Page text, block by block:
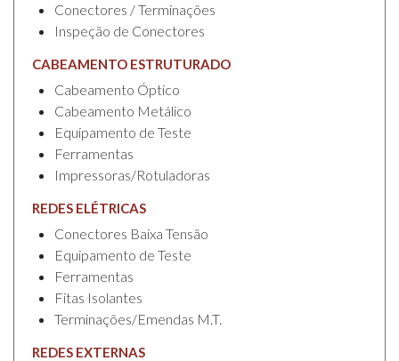
Conectores / Terminações
Inspeção de Conectores
CABEAMENTO ESTRUTURADO
Cabeamento Óptico
Cabeamento Metálico
Equipamento de Teste
Ferramentas
Impressoras/Rotuladoras
REDES ELÉTRICAS
Conectores Baixa Tensão
Equipamento de Teste
Ferramentas
Fitas Isolantes
Terminações/Emendas M.T.
REDES EXTERNAS